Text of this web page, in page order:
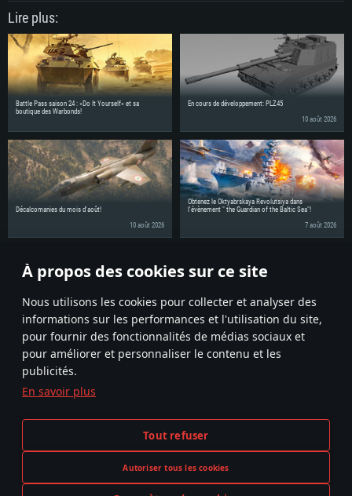
À propos des cookies sur ce site
Nous utilisons les cookies pour collecter et analyser des
informations sur les performances et l'utilisation du site,
pour fournir des fonctionnalités de médias sociaux et
pour améliorer et personnaliser le contenu et les
publicités.
En savoir plus
Tout refuser
Autoriser tous les cookies
Lire plus:
Battle Pass saison 24 : «Do It Yourself» et sa
boutique des Warbonds!
En cours de développement: PLZ45
10 août 2026
Décalcomanies du mois d'août!
10 août 2026
Obtenez le Oktyabrskaya Revolutsiya dans
l'évènement " the Guardian of the Baltic Sea"!
7 août 2026
Partagez la nouvelle avec vos amis!
Termes et conditions
Politique de confidentialité
Paramètres relatifs aux cookies